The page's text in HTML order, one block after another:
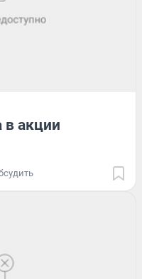
в акции